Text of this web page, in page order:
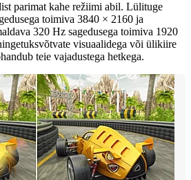
parimat kahe režiimi abil. Lülituge
toimiva 3840 × 2160 ja
320 Hz sagedusega toimiva 1920
visuaalidega või ülikiire
teie vajadustega hetkega.